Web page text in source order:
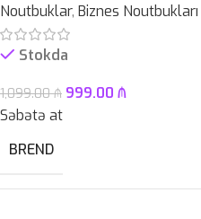
Noutbuklar, Biznes Noutbukları
Stokda
1,099.00₼ 999.00 ₼
Səbətə at
BREND